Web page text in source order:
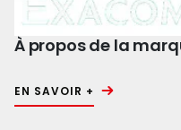
À propos de la
EN SAVOIR +